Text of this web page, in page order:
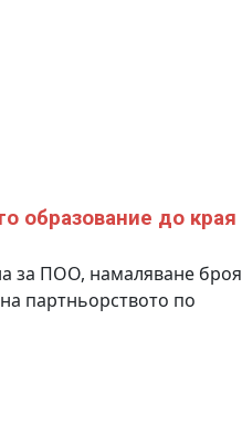
образование до края
за ПОО, намаляване броя
партньорството по